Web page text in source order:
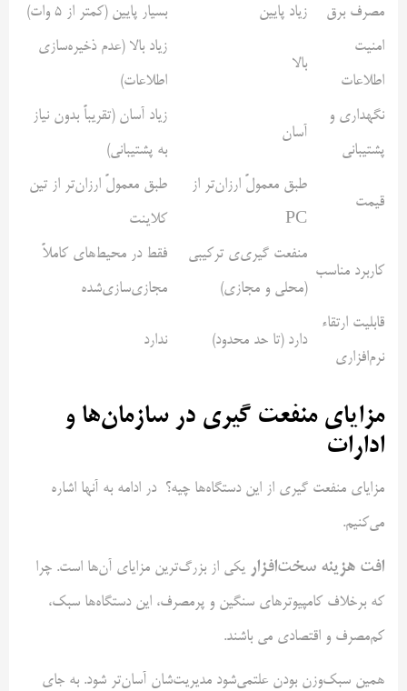
مصرف برق
زیاد پایین
بسیار پایین (کمتر از ۵ وات)
امنیت
اطلاعات
بالا
زیاد بالا (عدم ذخیره‌سازی
اطلاعات)
نگهداری و
پشتیبانی
آسان
زیاد آسان (تقریباً بدون نیاز
به پشتیبانی)
قیمت
طبق معمولً ارزان‌تر از
PC
طبق معمولً ارزان‌تر از تین
کلاینت
کاربرد مناسب
منفعت گیری‌ی ترکیبی
(محلی و مجازی)
فقط در محیط‌های کاملاً
مجازی‌سازی‌شده
قابلیت ارتقاء
نرم‌افزاری
دارد (تا حد محدود) ندارد
مزایای منفعت گیری در سازمان‌ها و
ادارات
مزایای منفعت گیری از این دستگاه‌ها چیه؟ در ادامه به آنها اشاره
می‌کنیم.
افت هزینه سخت‌افزار یکی از بزرگ‌ترین مزایای آن‌ها است. چرا
که برخلاف کامپیوترهای سنگین و پرمصرف، این دستگاه‌ها سبک،
کم‌مصرف و اقتصادی می باشند.
همین سبک‌وزن بودن علتمی‌شود مدیریت‌شان آسان‌تر شود. به جای